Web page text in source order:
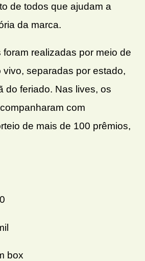
de todos que ajudam a
da marca.
realizadas por meio de
separadas por estado,
do feriado. Nas lives, os
com
de mais de 100 prêmios,
box